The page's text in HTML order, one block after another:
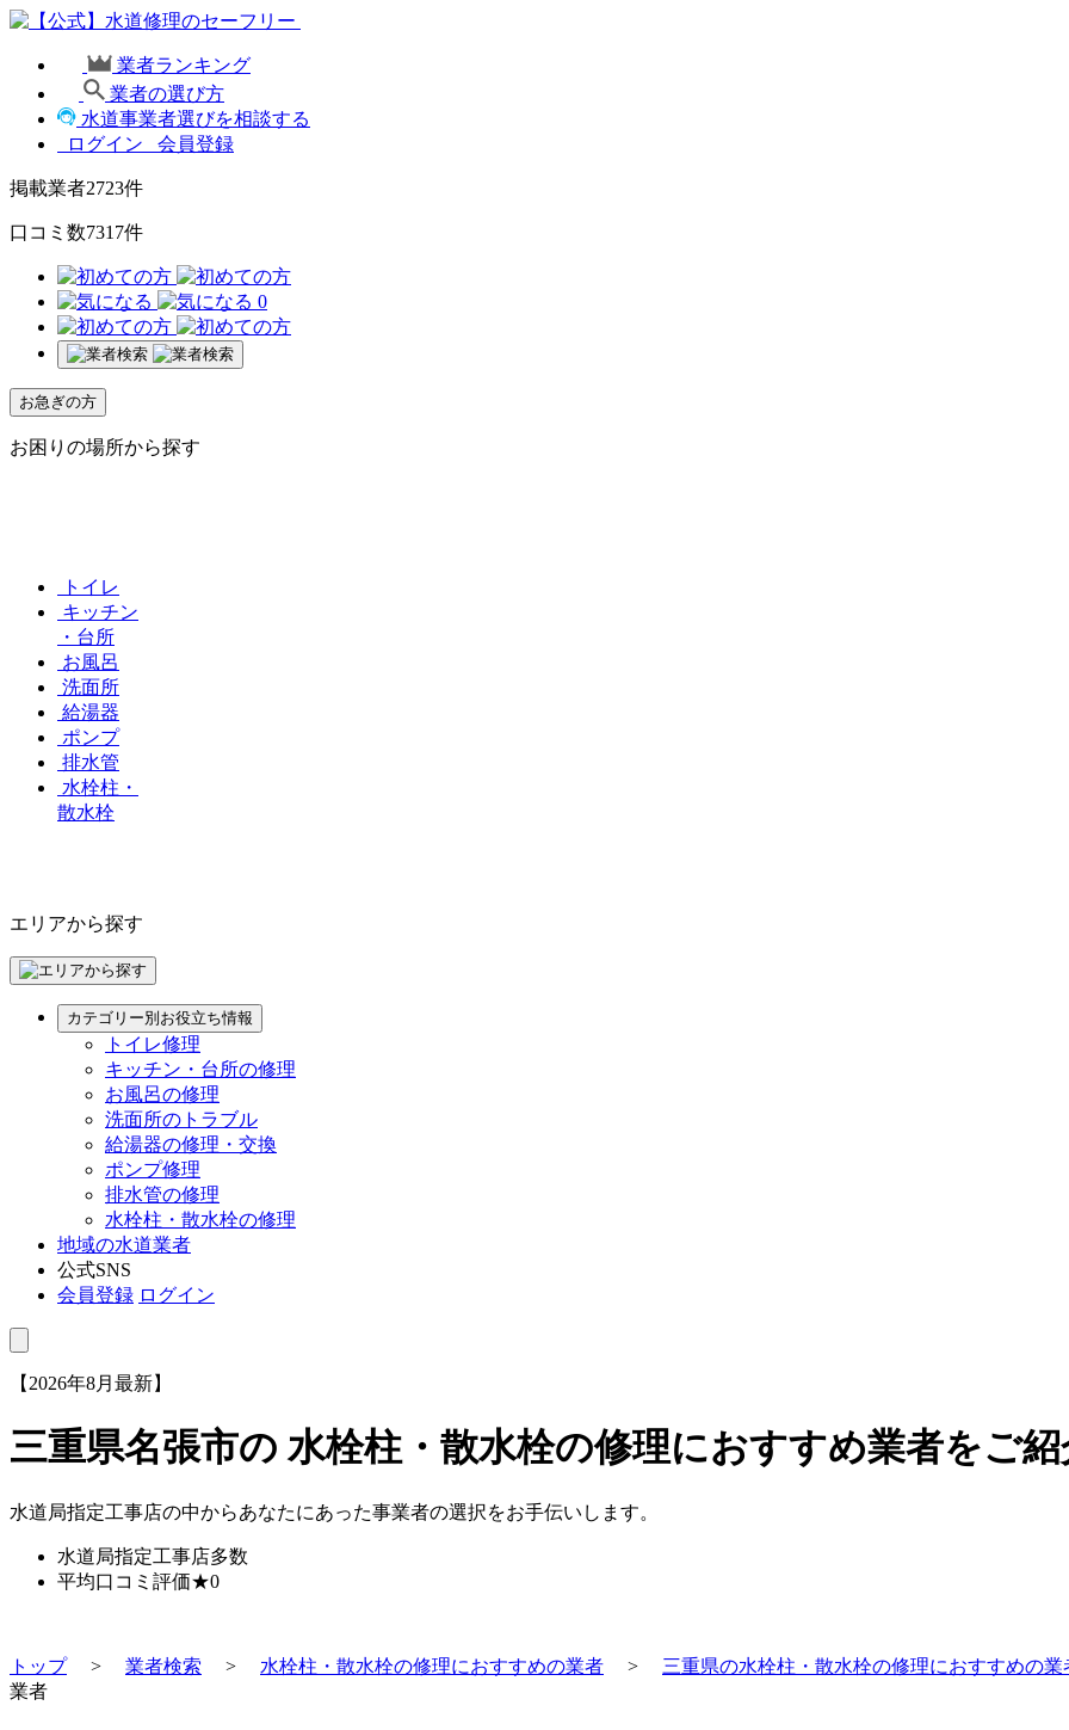
業者ランキング
業者の選び方
水道事業者選びを相談する
ログイン
会員登録
掲載業者2723件
口コミ数7317件
0
お急ぎの方
お困りの場所から探す
トイレ
キッチン
・台所
お風呂
洗面所
給湯器
ポンプ
排水管
水栓柱・
散水栓
エリアから探す
カテゴリー別お役立ち情報
トイレ修理
キッチン・台所の修理
お風呂の修理
洗面所のトラブル
給湯器の修理・交換
ポンプ修理
排水管の修理
水栓柱・散水栓の修理
地域の水道業者
公式SNS
会員登録 ログイン
【2026年8月最新】
三重県名張市の 水栓柱・散水栓の修理におすすめ業者をご紹
水道局指定工事店の中からあなたにあった事業者の選択をお手伝いします。
水道局指定工事店多数
平均口コミ評価★0
トップ> 業者検索 > 水栓柱・散水栓の修理におすすめの業者 > 三重県の水栓柱・散水栓の修理におすすめの業
業者